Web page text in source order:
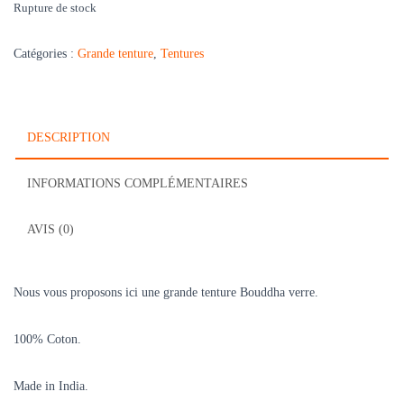
Rupture de stock
Catégories : Grande tenture Tentures
DESCRIPTION
INFORMATIONS COMPLÉMENTAIRES
AVIS (0)
Nous vous proposons ici une grande tenture Bouddha verre.
100% Coton.
Made in India.